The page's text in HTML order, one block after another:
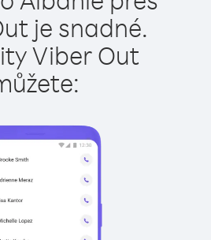
je snadné.
Viber Out